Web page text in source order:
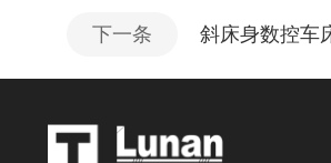
下一条 斜床身数控车